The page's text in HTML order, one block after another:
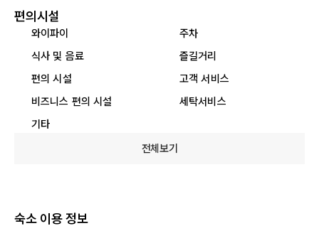
편의시설
와이파이
주차
식사 및 음료
즐길거리
편의 시설
고객 서비스
비즈니스 편의 시설
세탁서비스
기타
전체보기
숙소 이용 정보